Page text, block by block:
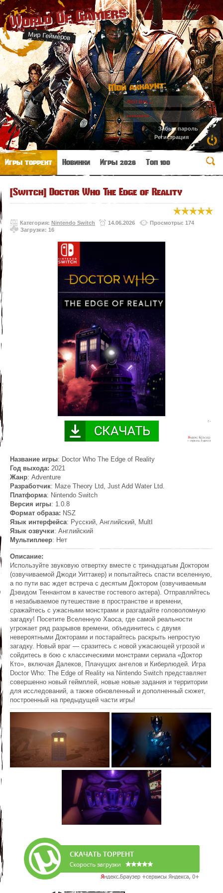
World Of Gamers
Мир Геймеров
Мой аккаунт:
Забыл пароль
Регистрация
Игры торрент Новинки Игры 2026 Топ 100
[Switch] Doctor Who The Edge of Reality
Категория: Nintendo Switch 14.06.2026
Просмотры: 174
Загрузки: 16
Название игры: Doctor Who The Edge of Reality
Год выхода: 2021
Жанр: Adventure
Разработчик: Maze Theory Ltd, Just Add Water Ltd.
Платформа: Nintendo Switch
Версия игры: 1.0.8
Формат образа: NSZ
Язык интерфейса: Русский, Английский, MultI
Язык озвучки: Английский
Мультиплеер: Нет
Описание:
Используйте звуковую отвертку вместе с тринадцатым Доктором
(озвучиваемой Джоди Уиттакер) и попытайтесь спасти вселенную,
а по пути вас ждет встреча с десятым Доктором (озвучиваемым
Дэвидом Теннантом в качестве гостевого актера). Отправляйтесь
в незабываемое путешествие в пространстве и времени,
сражайтесь с ужасными монстрами и разгадайте головоломную
загадку! Посетите Вселенную Хаоса, где самой реальности
угрожает ряд разрывов времени, объединитесь с двумя
невероятными Докторами и постарайтесь раскрыть непростую
загадку. Новый враг — сразитесь с новой ужасающей угрозой и
сойдитесь в бою с классическими монстрами сериала «Доктор
Кто», включая Далеков, Плачущих ангелов и Киберлюдей. Игра
Doctor Who: The Edge of Reality на Nintendo Switch представляет
совершенно новый геймплей, новые новые задания и территории
для исследований, а также обновленный и дополненный сюжет,
построенный на предыдущей части игры!